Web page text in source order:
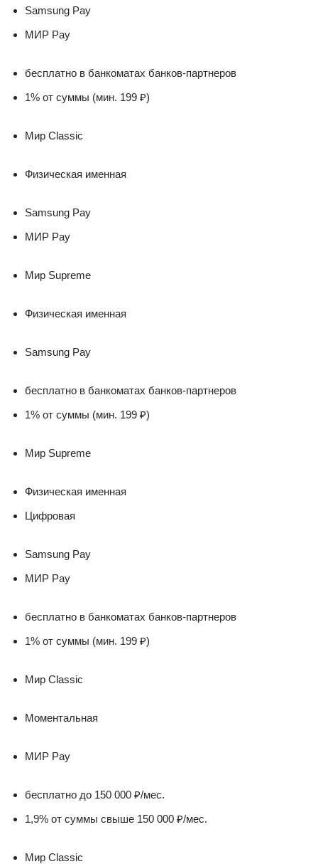
Samsung Pay
МИР Pay
бесплатно в банкоматах банков-партнеров
1% от суммы (мин. 199 ₽)
Мир Classic
Физическая именная
Samsung Pay
МИР Pay
Мир Supreme
Физическая именная
Samsung Pay
бесплатно в банкоматах банков-партнеров
1% от суммы (мин. 199 ₽)
Мир Supreme
Физическая именная
Цифровая
Samsung Pay
МИР Pay
бесплатно в банкоматах банков-партнеров
1% от суммы (мин. 199 ₽)
Мир Classic
Моментальная
МИР Pay
бесплатно до 150 000 ₽/мес.
1,9% от суммы свыше 150 000 ₽/мес.
Мир Classic